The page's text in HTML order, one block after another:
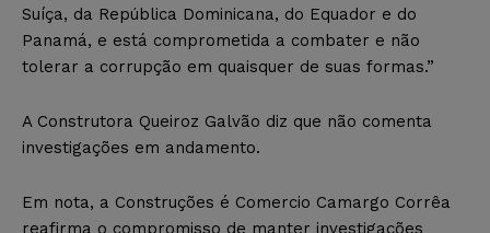
Suíça, da República Dominicana, do Equador e do
Panamá, e está comprometida a combater e não
tolerar a corrupção em quaisquer de suas formas.”
A Construtora Queiroz Galvão diz que não comenta
investigações em andamento.
Em nota, a Construções é Comercio Camargo Corrêa
reafirma o compromisso de manter investigações